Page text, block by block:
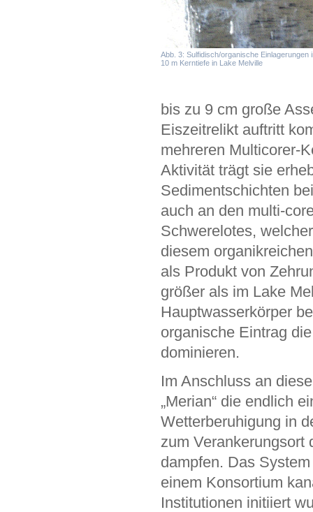
Abb. 3: Sulfidisch/organische Einlagerungen
10 m Kerntiefe in Lake Melville
bis zu 9 cm große
Eiszeitrelikt auftritt
mehreren Multicorer-
Aktivität trägt sie
Sedimentschichten
auch an den multi-
Schwerelotes,
diesem
als Produkt von
größer als im Lake
Hauptwasserkörper
organische Eintrag
dominieren.
Im Anschluss an
„Merian“ die endlich
Wetterberuhigung in
zum Verankerungsort
dampfen. Das
einem Konsortium
Institutionen initiiert